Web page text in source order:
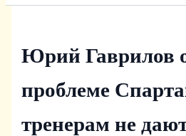
Юрий Гаврилов
проблеме
тренерам не